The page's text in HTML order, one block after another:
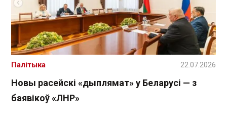
Новы расейскі «дыплямат» у Беларусі — з
баявікоў «ЛНР»
Палітыка 22.07.2026